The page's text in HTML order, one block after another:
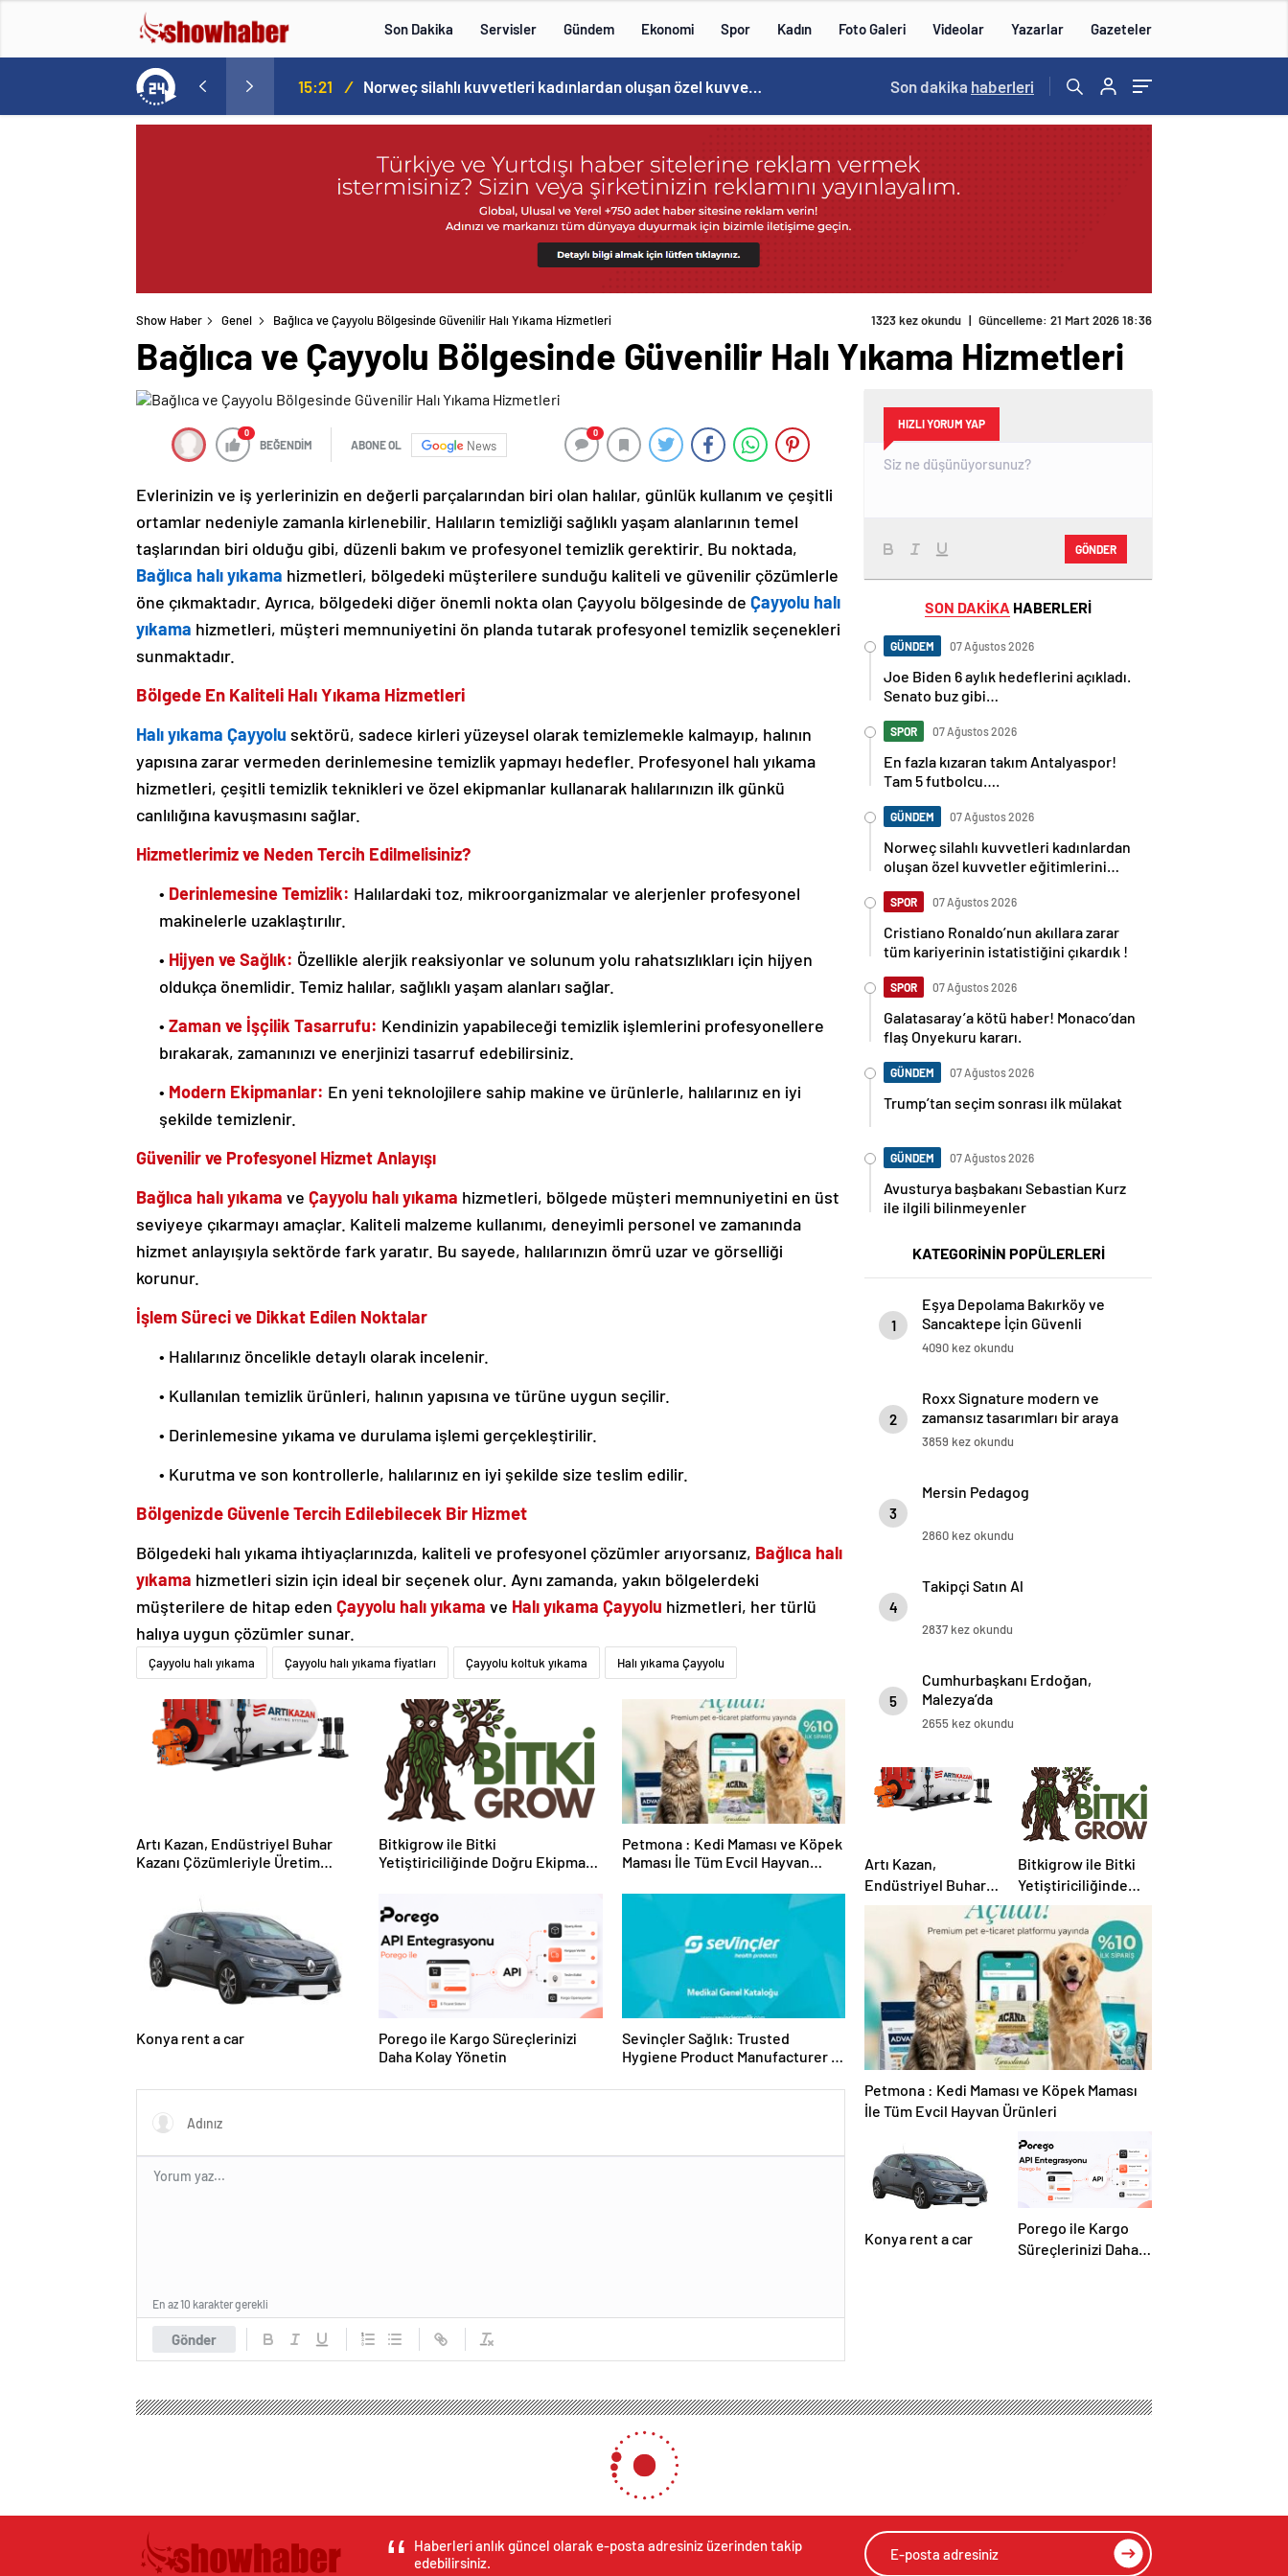
Son Dakika Servisler Gündem Ekonomi Spor Kadın Foto Galeri Videolar Yazarlar Gazeteler
Tam 5 futbolcu…. 15:21 / Norweç silahlı kuvvetleri kadınlardan oluşan özel kuvvetler eğitimlerini başlattı. 15:20 /
Son dakika haberleri
Show Haber Genel Bağlıca ve Çayyolu Bölgesinde Güvenilir Halı Yıkama Hizmetleri 1323 kez okundu | Güncelleme: 21 Mart 2026 18:36
Bağlıca ve Çayyolu Bölgesinde Güvenilir Halı Yıkama Hizmetleri
0
BEĞENDİM ABONE OL News
0
Evlerinizin ve iş yerlerinizin en değerli parçalarından biri olan halılar, günlük kullanım ve çeşitli
ortamlar nedeniyle zamanla kirlenebilir. Halıların temizliği sağlıklı yaşam alanlarının temel
taşlarından biri olduğu gibi, düzenli bakım ve profesyonel temizlik gerektirir. Bu noktada,
Bağlıca halı yıkama hizmetleri, bölgedeki müşterilere sunduğu kaliteli ve güvenilir çözümlerle
öne çıkmaktadır. Ayrıca, bölgedeki diğer önemli nokta olan Çayyolu bölgesinde de Çayyolu halı
yıkama hizmetleri, müşteri memnuniyetini ön planda tutarak profesyonel temizlik seçenekleri
sunmaktadır.
Bölgede En Kaliteli Halı Yıkama Hizmetleri
Halı yıkama Çayyolu sektörü, sadece kirleri yüzeysel olarak temizlemekle kalmayıp, halının
yapısına zarar vermeden derinlemesine temizlik yapmayı hedefler. Profesyonel halı yıkama
hizmetleri, çeşitli temizlik teknikleri ve özel ekipmanlar kullanarak halılarınızın ilk günkü
canlılığına kavuşmasını sağlar.
Hizmetlerimiz ve Neden Tercih Edilmelisiniz?
• Derinlemesine Temizlik: Halılardaki toz, mikroorganizmalar ve alerjenler profesyonel
makinelerle uzaklaştırılır.
• Hijyen ve Sağlık: Özellikle alerjik reaksiyonlar ve solunum yolu rahatsızlıkları için hijyen
oldukça önemlidir. Temiz halılar, sağlıklı yaşam alanları sağlar.
• Zaman ve İşçilik Tasarrufu: Kendinizin yapabileceği temizlik işlemlerini profesyonellere
bırakarak, zamanınızı ve enerjinizi tasarruf edebilirsiniz.
• Modern Ekipmanlar: En yeni teknolojilere sahip makine ve ürünlerle, halılarınız en iyi
şekilde temizlenir.
Güvenilir ve Profesyonel Hizmet Anlayışı
Bağlıca halı yıkama ve Çayyolu halı yıkama hizmetleri, bölgede müşteri memnuniyetini en üst
seviyeye çıkarmayı amaçlar. Kaliteli malzeme kullanımı, deneyimli personel ve zamanında
hizmet anlayışıyla sektörde fark yaratır. Bu sayede, halılarınızın ömrü uzar ve görselliği
korunur.
İşlem Süreci ve Dikkat Edilen Noktalar
• Halılarınız öncelikle detaylı olarak incelenir.
• Kullanılan temizlik ürünleri, halının yapısına ve türüne uygun seçilir.
• Derinlemesine yıkama ve durulama işlemi gerçekleştirilir.
• Kurutma ve son kontrollerle, halılarınız en iyi şekilde size teslim edilir.
Bölgenizde Güvenle Tercih Edilebilecek Bir Hizmet
Bölgedeki halı yıkama ihtiyaçlarınızda, kaliteli ve profesyonel çözümler arıyorsanız, Bağlıca halı
yıkama hizmetleri sizin için ideal bir seçenek olur. Aynı zamanda, yakın bölgelerdeki
müşterilere de hitap eden Çayyolu halı yıkama ve Halı yıkama Çayyolu hizmetleri, her türlü
halıya uygun çözümler sunar.
Çayyolu halı yıkama Çayyolu halı yıkama fiyatları Çayyolu koltuk yıkama Halı yıkama Çayyolu
Artı Kazan, Endüstriyel Buhar
Kazanı Çözümleriyle Üretim
Bitkigrow ile Bitki
Yetiştiriciliğinde Doğru Ekipman
Petmona : Kedi Maması ve Köpek
Maması İle Tüm Evcil Hayvan
Konya rent a car
Porego ile Kargo Süreçlerinizi
Daha Kolay Yönetin
Sevinçler Sağlık: Trusted
Hygiene Product Manufacturer in
Gönder
En az 10 karakter gerekli
HIZLI YORUM YAP
GÖNDER
SON DAKİKA HABERLERİ
GÜNDEM 07 Ağustos 2026
Joe Biden 6 aylık hedeflerini açıkladı.
Senato buz gibi…
SPOR 07 Ağustos 2026
En fazla kızaran takım Antalyaspor!
Tam 5 futbolcu….
GÜNDEM 07 Ağustos 2026
Norweç silahlı kuvvetleri kadınlardan
oluşan özel kuvvetler eğitimlerini
SPOR 07 Ağustos 2026
Cristiano Ronaldo’nun akıllara zarar
tüm kariyerinin istatistiğini çıkardık !
SPOR 07 Ağustos 2026
Galatasaray’a kötü haber! Monaco’dan
flaş Onyekuru kararı.
GÜNDEM 07 Ağustos 2026
Trump’tan seçim sonrası ilk mülakat
GÜNDEM 07 Ağustos 2026
Avusturya başbakanı Sebastian Kurz
ile ilgili bilinmeyenler
KATEGORİNİN POPÜLERLERİ
1
Eşya Depolama Bakırköy ve
Sancaktepe İçin Güvenli
İklimlendirmeli Çözüm
4090 kez okundu
2
Roxx Signature modern ve
zamansız tasarımları bir araya
getiriyor
3859 kez okundu
3
Mersin Pedagog
2860 kez okundu
4
Takipçi Satın Al
2837 kez okundu
5
Cumhurbaşkanı Erdoğan,
Malezya’da
2655 kez okundu
Artı Kazan,
Endüstriyel Buhar
Kazanı
Çözümleriyle
Üretim Tesislerine
Verimli Sistemler
Sunuyor
Bitkigrow ile Bitki
Yetiştiriciliğinde
Doğru Ekipman ve
Ürün Seçimi
Petmona : Kedi Maması ve Köpek Maması
İle Tüm Evcil Hayvan Ürünleri
Konya rent a car
Porego ile Kargo
Süreçlerinizi Daha
Haberleri anlık güncel olarak e-posta adresiniz üzerinden takip
edebilirsiniz.